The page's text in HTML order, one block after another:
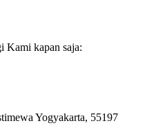
Kami kapan saja:
Yogyakarta, 55197